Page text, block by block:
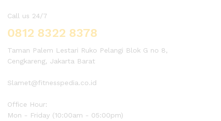
Call us 24/7
0812 8322 8378
Taman Palem Lestari Ruko Pelangi Blok G no 8,
Cengkareng, Jakarta Barat
Slamet@fitnesspedia.co.id
Office Hour:
Mon - Friday (10:00am - 05:00pm)